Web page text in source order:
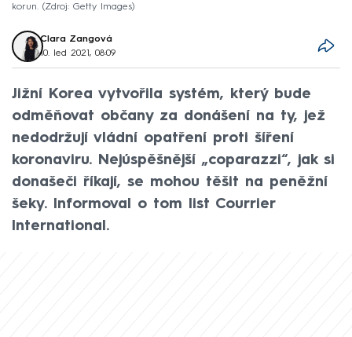
korun.
Zdroj: Getty Images
Clara Zangová
10. led 2021, 08:09
Jižní Korea vytvořila systém, který bude
odměňovat občany za donášení na ty, jež
nedodržují vládní opatření proti šíření
koronaviru. Nejúspěšnější „coparazzi“, jak si
donašeči říkají, se mohou těšit na peněžní
šeky. Informoval o tom list Courrier
International.